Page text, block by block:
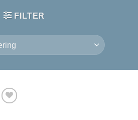
FILTER